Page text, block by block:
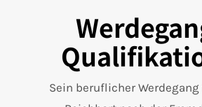
Sein beruflicher